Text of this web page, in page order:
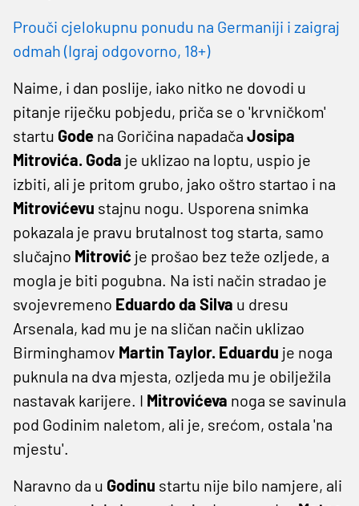
Prouči cjelokupnu ponudu na Germaniji i zaigraj
odmah (Igraj odgovorno, 18+)
Naime, i dan poslije, iako nitko ne dovodi u
pitanje riječku pobjedu, priča se o 'krvničkom'
startu Gode na Goričina napadača Josipa
Mitrovića. Goda je uklizao na loptu, uspio je
izbiti, ali je pritom grubo, jako oštro startao i na
Mitrovićevu stajnu nogu. Usporena snimka
pokazala je pravu brutalnost tog starta, samo
slučajno Mitrović je prošao bez teže ozljede, a
mogla je biti pogubna. Na isti način stradao je
svojevremeno Eduardo da Silva u dresu
Arsenala, kad mu je na sličan način uklizao
Birminghamov Martin Taylor. Eduardu je noga
puknula na dva mjesta, ozljeda mu je obilježila
nastavak karijere. I Mitrovićeva noga se savinula
pod Godinim naletom, ali je, srećom, ostala 'na
mjestu'.
Naravno da u Godinu startu nije bilo namjere, ali